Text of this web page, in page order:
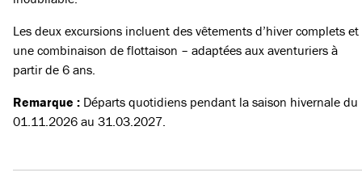
Les deux excursions incluent des vêtements d’hiver complets et
une combinaison de flottaison – adaptées aux aventuriers à
partir de 6 ans.
Remarque : Départs quotidiens pendant la saison hivernale du
01.11.2026 au 31.03.2027.